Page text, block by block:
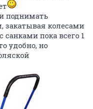
поднимать
закатывая колесами
пока всего 1
удобно, но